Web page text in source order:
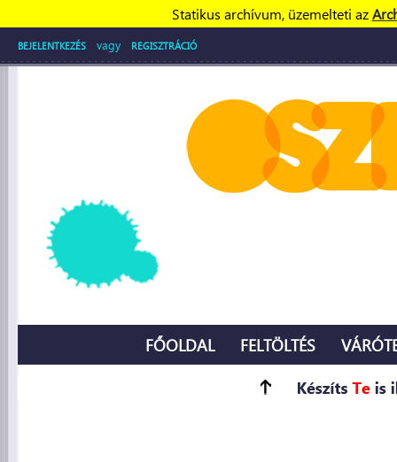
Statikus archívum, üzemelteti az
BEJELENTKEZÉS vagy REGISZTRÁCIÓ
FŐOLDAL FELTÖLTÉS